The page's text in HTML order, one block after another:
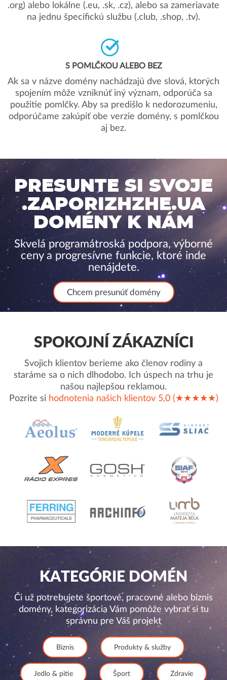
.org) alebo lokálne (.eu, .sk, .cz), alebo sa zameriavate
na jednu špecifickú službu (.club, .shop, .tv).
S POMLČKOU ALEBO BEZ
Ak sa v názve domény nachádzajú dve slová, ktorých
spojením môže vzniknúť iný význam, odporúča sa
použitie pomlčky. Aby sa predišlo k nedorozumeniu,
odporúčame zakúpiť obe verzie domény, s pomlčkou
aj bez.
PRESUNTE SI SVOJE
.ZAPORIZHZHE.UA
DOMÉNY K NÁM
Skvelá programátroská podpora, výborné
ceny a progresívne funkcie, ktoré inde
nenájdete.
Chcem presunúť domény
SPOKOJNÍ ZÁKAZNÍCI
Svojich klientov berieme ako členov rodiny a
staráme sa o nich dlhodobo. Ich úspech na trhu je
našou najlepšou reklamou.
Pozrite si hodnotenia našich klientov 5,0 (★★★★★)
KATEGÓRIE DOMÉN
Či už potrebujete športové, pracovné alebo biznis
domény, kategorizácia Vám pomôže vybrať si tu
správnu pre Váš projekt
Biznis Produkty & služby
Jedlo & pitie Šport Zdravie